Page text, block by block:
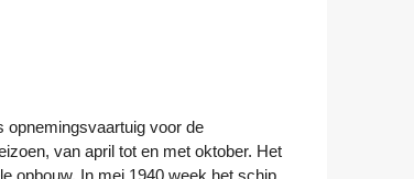
opnemingsvaartuig voor de
van april tot en met oktober. Het
opbouw. In mei 1940 week het schip